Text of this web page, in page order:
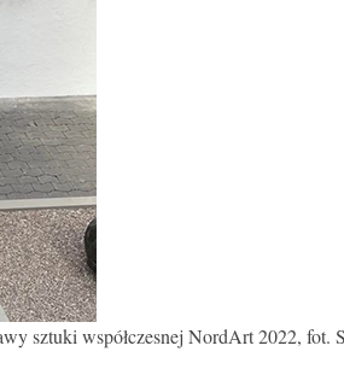
sztuki współczesnej NordArt 2022, fot.